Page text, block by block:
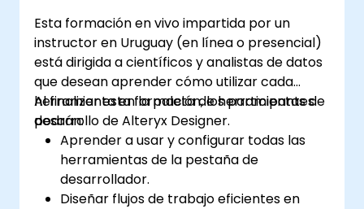
Esta formación en vivo impartida por un
instructor en Uruguay (en línea o presencial)
está dirigida a científicos y analistas de datos
que desean aprender cómo utilizar cada
herramienta en la paleta de herramientas de
desarrollo de Alteryx Designer.
Al finalizar esta formación, los participantes
podrán:
Aprender a usar y configurar todas las
herramientas de la pestaña de
desarrollador.
Diseñar flujos de trabajo eficientes en